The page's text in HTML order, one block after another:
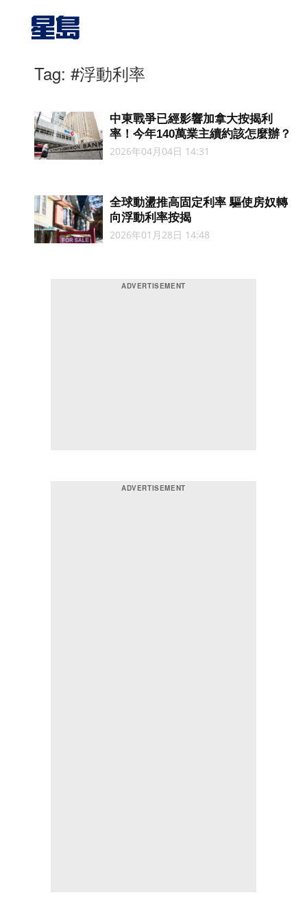
Tag: #浮動利率
中東戰爭已經影響加拿大按揭利
率！今年140萬業主續約該怎麼辦？
2026年04月04日 14:31
全球動盪推高固定利率 驅使房奴轉
向浮動利率按揭
2026年01月28日 14:48